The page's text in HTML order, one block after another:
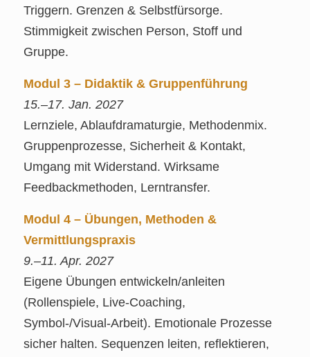
Triggern. Grenzen & Selbstfürsorge.
Stimmigkeit zwischen Person, Stoff und
Gruppe.
Modul 3 – Didaktik & Gruppenführung
15.–17. Jan. 2027
Lernziele, Ablaufdramaturgie, Methodenmix.
Gruppenprozesse, Sicherheit & Kontakt,
Umgang mit Widerstand. Wirksame
Feedbackmethoden, Lerntransfer.
Modul 4 – Übungen, Methoden &
Vermittlungspraxis
9.–11. Apr. 2027
Eigene Übungen entwickeln/anleiten
(Rollenspiele, Live‑Coaching,
Symbol‑/Visual‑Arbeit). Emotionale Prozesse
sicher halten. Sequenzen leiten, reflektieren,